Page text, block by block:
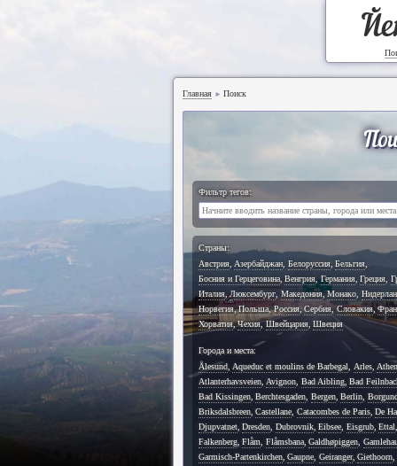
Главная ► Поиск
Фильтр тегов:
Страны:
Австрия, Азербайджан Белоруссия, Бельгия,
Босния и Герцеговина, Венгрия, Германия, Греция
Италия, Люксембург Македония, Монако
Норвегия, Польша, Россия, Сербия, Словакия,
Хорватия, Чехия, Швейцария, Швеция
Города и места:
Ålesund, Aqueduc et moulins de Barbegal Arles,
Atlanterhavsveien, Avignon Bad Aibling, Bad
Bad Kissingen, Berchtesgaden Bergen, Berlin
Briksdalsbreen, Castellane, Catacombes de Paris, De
Djupvatnet, Dresden Dubrovnik, Eibsee, Eisgrub, Ettal
Falkenberg, Flåm, Flåmsbana, Galdhøpiggen
Garmisch-Partenkirchen, Gaupne, Geiranger, Giethoorn